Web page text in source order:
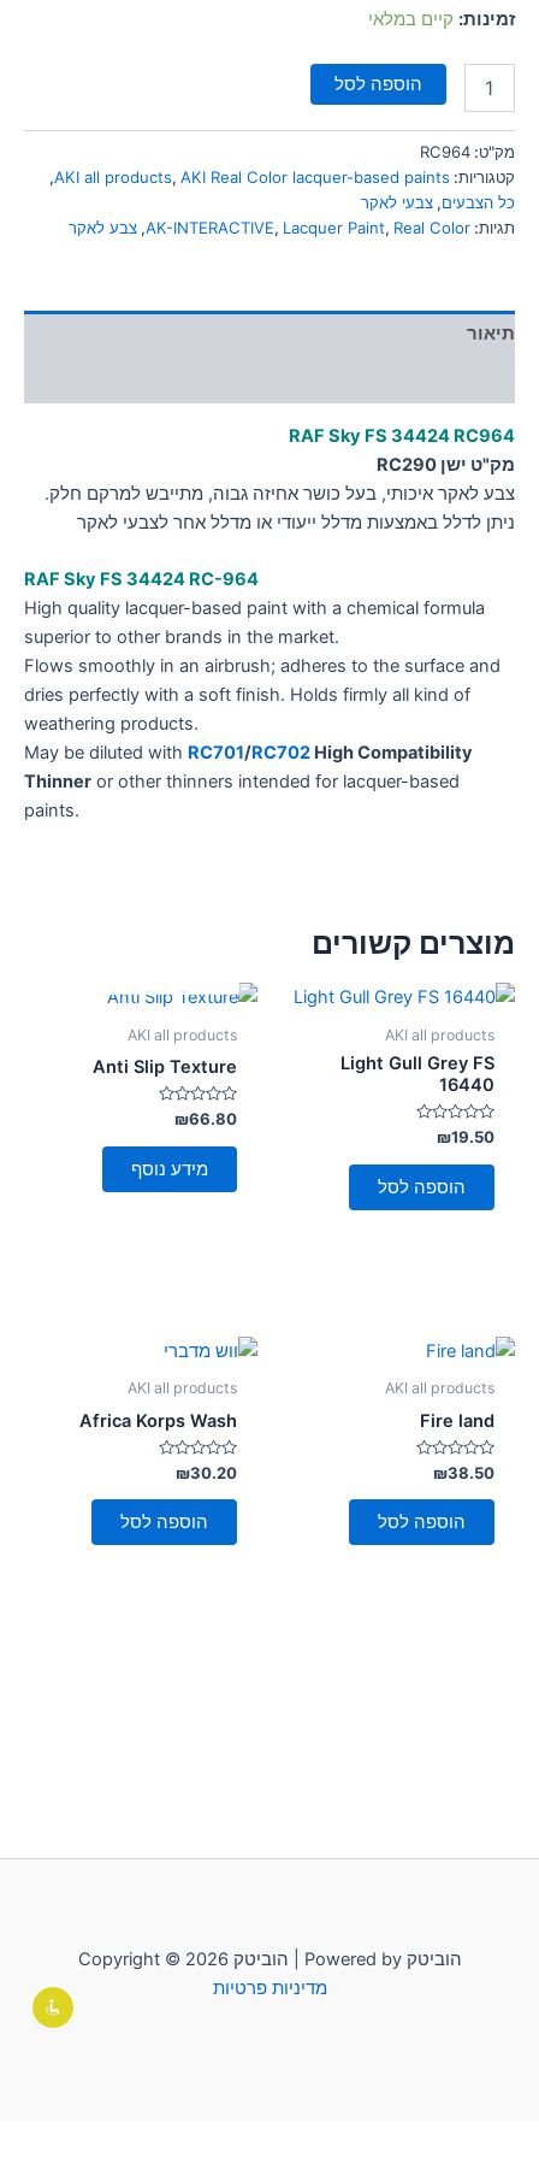
font_download סמן קישורים זמינות: קיים במלאי
הוספה לסל
מק"ט: RC964
קטגוריות:
AKI all products, AKI Real Color lacquer-based paints
,
כל הצבעים, צבעי לאקר
תגיות:
AK-INTERACTIVE, Lacquer Paint, Real Color
, צבע לאקר
תיאור
RAF Sky FS 34424 RC964
מק"ט ישן RC290
צבע לאקר איכותי, בעל כושר אחיזה גבוה, מתייבש למרקם חלק.
ניתן לדלל באמצעות מדלל ייעודי או מדלל אחר לצבעי לאקר
RAF Sky FS 34424 RC-964
High quality lacquer-based paint with a chemical formula
superior to other brands in the market.
Flows smoothly in an airbrush; adheres to the surface and
dries perfectly with a soft finish. Holds firmly all kind of
weathering products.
May be diluted with RC701/RC702 High Compatibility
Thinner or other thinners intended for lacquer-based
paints.
מוצרים קשורים
AKI all products
Light Gull Grey FS
16440
דורג
0
מתוך
₪19.50
הוספה לסל
AKI all products
Anti Slip Texture
דורג
0
מתוך
₪66.80
מידע נוסף
AKI all products
Fire land
דורג
0
מתוך
₪38.50
הוספה לסל
AKI all products
Africa Korps Wash
דורג
0
מתוך
₪30.20
הוספה לסל
Copyright © 2026 הוביטק | Powered by הוביטק
מדיניות פרטיות